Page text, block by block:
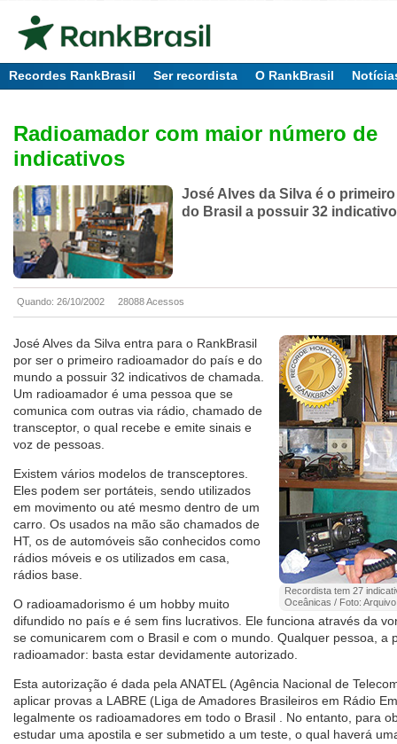
Recordes RankBrasil Ser recordista O RankBrasil
Radioamador com maior número de
indicativos
José Alves da Silva é o
do Brasil a possuir 32
Quando: 26/10/2002 28088 Acessos
Recordista tem 27
Oceânicas / Foto:
José Alves da Silva entra para o RankBrasil
por ser o primeiro radioamador do país e do
mundo a possuir 32 indicativos de chamada.
Um radioamador é uma pessoa que se
comunica com outras via rádio, chamado de
transceptor, o qual recebe e emite sinais e
voz de pessoas.
Existem vários modelos de transceptores.
Eles podem ser portáteis, sendo utilizados
em movimento ou até mesmo dentro de um
carro. Os usados na mão são chamados de
HT, os de automóveis são conhecidos como
rádios móveis e os utilizados em casa,
rádios base.
O radioamadorismo é um hobby muito
difundido no país e é sem fins lucrativos. Ele funciona através da
se comunicarem com o Brasil e com o mundo. Qualquer pessoa, a
radioamador: basta estar devidamente autorizado.
Esta autorização é dada pela ANATEL (Agência Nacional de
aplicar provas a LABRE (Liga de Amadores Brasileiros em Rádio
legalmente os radioamadores em todo o Brasil . No entanto, para
estudar uma apostila e ser submetido a um teste, o qual haverá